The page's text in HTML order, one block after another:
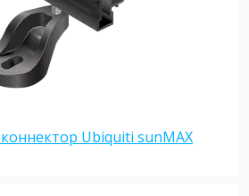
Ubiquiti sunMAX